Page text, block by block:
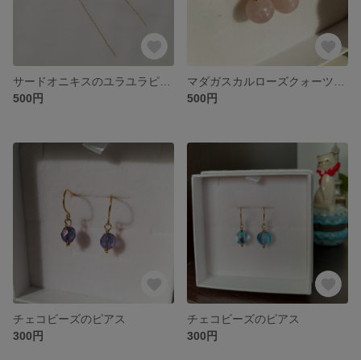
500円
500円
チェコビーズのピアス
300円
チェコビーズのピアス
300円